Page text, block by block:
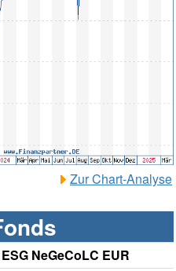
Zur Chart-Analyse
NeGeCoLC EUR